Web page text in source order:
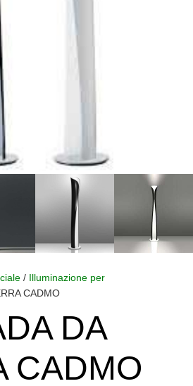
/ Illuminazione per
CADMO
DA
CADMO